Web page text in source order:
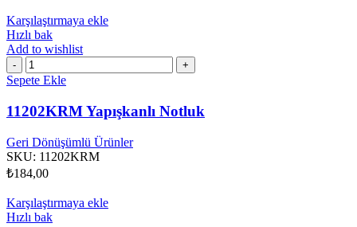
Karşılaştırmaya ekle
Hızlı bak
Add to wishlist
11202KRM
Yapışkanlı
adet
Sepete Ekle
11202KRM Yapışkanlı Notluk
Geri Dönüşümlü Ürünler
SKU: 11202KRM
₺184,00
Karşılaştırmaya ekle
Hızlı bak